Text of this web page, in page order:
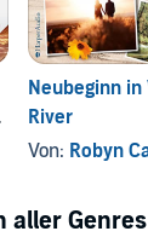
Neubeginn in
River
Von: Robyn
aller